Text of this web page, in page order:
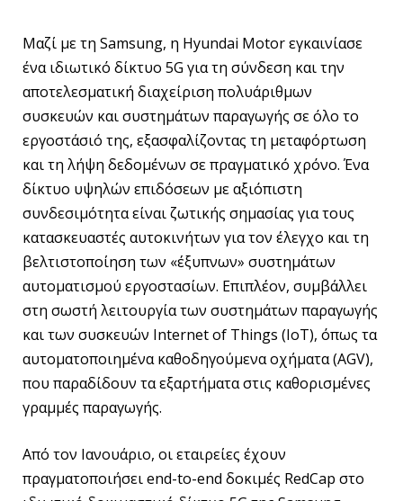
Μαζί με τη Samsung, η Hyundai Motor εγκαινίασε
ένα ιδιωτικό δίκτυο 5G για τη σύνδεση και την
αποτελεσματική διαχείριση πολυάριθμων
συσκευών και συστημάτων παραγωγής σε όλο το
εργοστάσιό της, εξασφαλίζοντας τη μεταφόρτωση
και τη λήψη δεδομένων σε πραγματικό χρόνο. Ένα
δίκτυο υψηλών επιδόσεων με αξιόπιστη
συνδεσιμότητα είναι ζωτικής σημασίας για τους
κατασκευαστές αυτοκινήτων για τον έλεγχο και τη
βελτιστοποίηση των «έξυπνων» συστημάτων
αυτοματισμού εργοστασίων. Επιπλέον, συμβάλλει
στη σωστή λειτουργία των συστημάτων παραγωγής
και των συσκευών Internet of Things (IoT), όπως τα
αυτοματοποιημένα καθοδηγούμενα οχήματα (AGV),
που παραδίδουν τα εξαρτήματα στις καθορισμένες
γραμμές παραγωγής.
Από τον Ιανουάριο, οι εταιρείες έχουν
πραγματοποιήσει end-to-end δοκιμές RedCap στο